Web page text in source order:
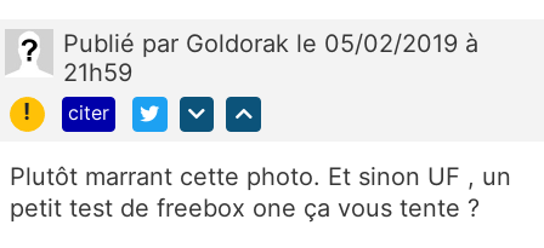
Publié par Goldorak le 05/02/2019 à
21h59
!
citer
Plutôt marrant cette photo. Et sinon UF , un
petit test de freebox one ça vous tente ?